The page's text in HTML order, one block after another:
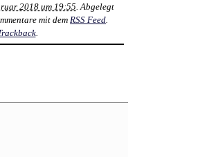
2018 um 19:55 . Abgelegt
mit dem RSS Feed
.